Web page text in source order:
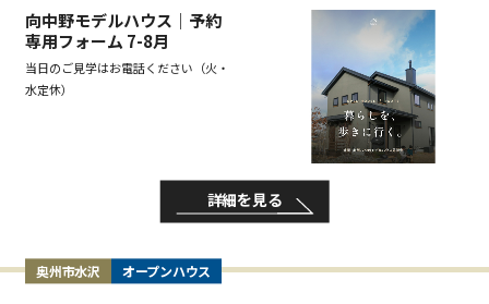
向中野モデルハウス｜予約
専用フォーム 7-8月
当日のご見学はお電話ください（火・
水定休）
詳細を見る
奥州市水沢 オープンハウス